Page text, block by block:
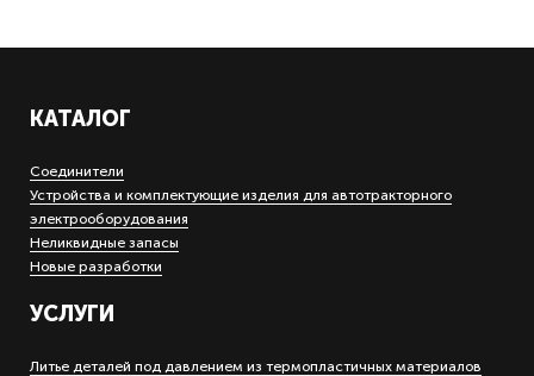
КАТАЛОГ
Соединители
Устройства и комплектующие изделия для автотракторного
электрооборудования
Неликвидные запасы
Новые разработки
УСЛУГИ
Литье деталей под давлением из термопластичных материалов